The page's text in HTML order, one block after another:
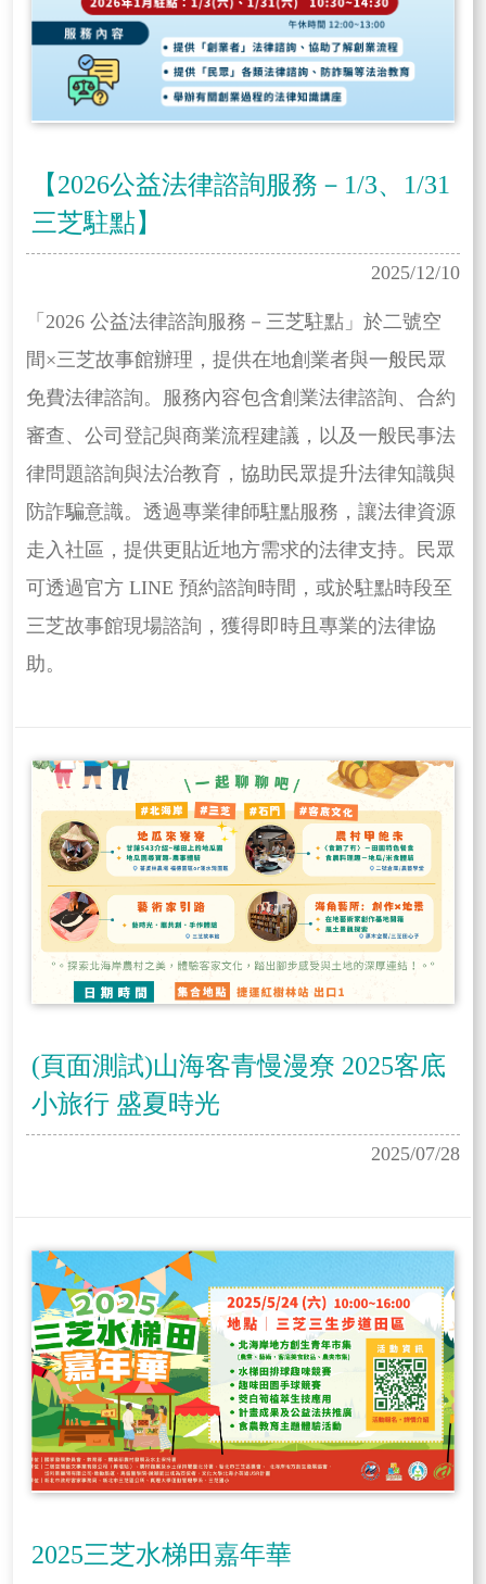
【2026公益法律諮詢服務－1/3、1/31
三芝駐點】
2025/12/10
「2026 公益法律諮詢服務－三芝駐點」於二號空
間×三芝故事館辦理，提供在地創業者與一般民眾
免費法律諮詢。服務內容包含創業法律諮詢、合約
審查、公司登記與商業流程建議，以及一般民事法
律問題諮詢與法治教育，協助民眾提升法律知識與
防詐騙意識。透過專業律師駐點服務，讓法律資源
走入社區，提供更貼近地方需求的法律支持。民眾
可透過官方 LINE 預約諮詢時間，或於駐點時段至
三芝故事館現場諮詢，獲得即時且專業的法律協
助。
(頁面測試)山海客青慢漫尞 2025客底
小旅行 盛夏時光
2025/07/28
2025三芝水梯田嘉年華